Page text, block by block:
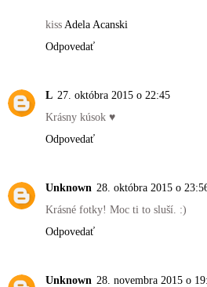
kiss Adela Acanski
Odpovedať
L 27. októbra 2015 o 22:45
Krásny kúsok ♥
Odpovedať
Unknown 28. októbra 2015 o
Krásné fotky! Moc ti to sluší. :)
Odpovedať
Unknown 28. novembra 2015 o